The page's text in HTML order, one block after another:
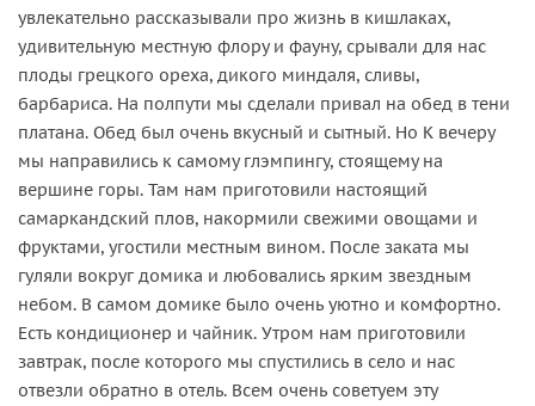
увлекательно рассказывали про жизнь в кишлаках,
удивительную местную флору и фауну, срывали для нас
плоды грецкого ореха, дикого миндаля, сливы,
барбариса. На полпути мы сделали привал на обед в тени
платана. Обед был очень вкусный и сытный. Но К вечеру
мы направились к самому глэмпингу, стоящему на
вершине горы. Там нам приготовили настоящий
самаркандский плов, накормили свежими овощами и
фруктами, угостили местным вином. После заката мы
гуляли вокруг домика и любовались ярким звездным
небом. В самом домике было очень уютно и комфортно.
Есть кондиционер и чайник. Утром нам приготовили
завтрак, после которого мы спустились в село и нас
отвезли обратно в отель. Всем очень советуем эту